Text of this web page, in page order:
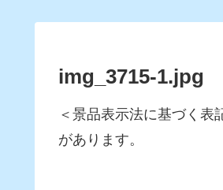
img_3715-1.jpg
＜景品表示法に基づく表
があります。